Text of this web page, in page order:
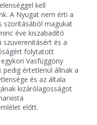
kell
A Nyugat nem érti a
szorításából magukat
éve kiszabadító
szuverenitásért és a
folytatott
Vasfüggöny
értetlenül állnak a
és az általa
kizárólagosságot
előtt.